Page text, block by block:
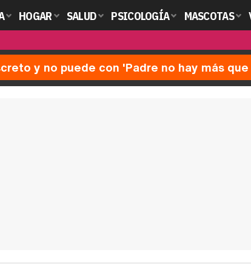
HOGAR SALUD PSICOLOGÍA MASCOTAS
y no puede con 'Padre no hay más